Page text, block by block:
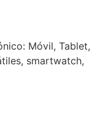
Móvil, Tablet,
smartwatch,